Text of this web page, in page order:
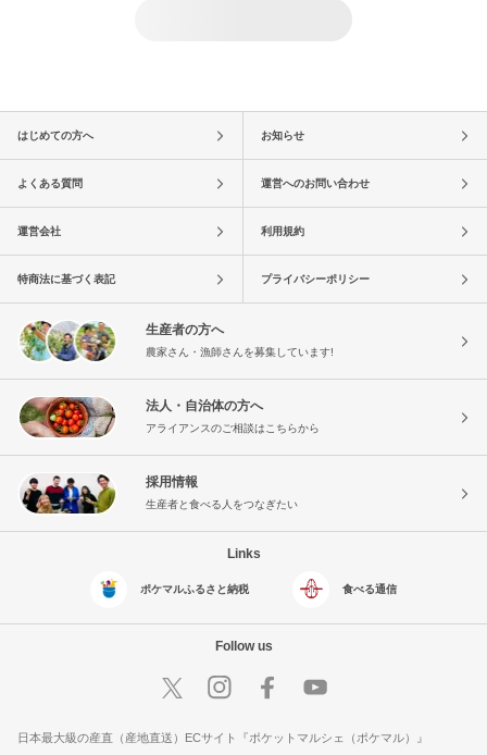
はじめての方へ お知らせ
よくある質問 運営へのお問い合わせ
運営会社 利用規約
特商法に基づく表記 プライバシーポリシー
生産者の方へ
農家さん・漁師さんを募集しています!
法人・自治体の方へ
アライアンスのご相談はこちらから
採用情報
生産者と食べる人をつなぎたい
Links
ポケマルふるさと納税 食べる通信
Follow us
日本最大級の産直（産地直送）ECサイト『ポケットマルシェ（ポケマル）』